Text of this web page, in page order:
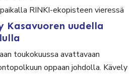
RINKI-ekopisteen vieressä
Kasavuoren uudella
toukokuussa avattavaan
oppaan johdolla. Kävely